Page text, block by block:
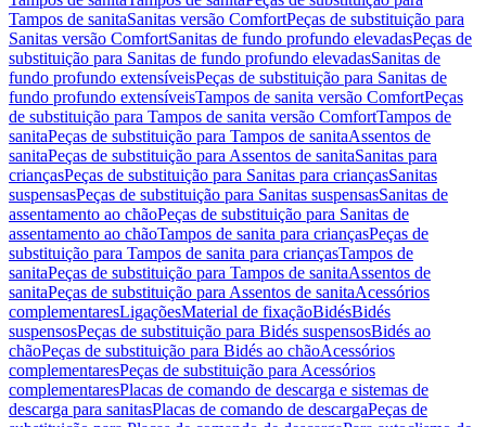
Tampos de sanitaSanitas versão ComfortPeças de substituição para
Sanitas versão ComfortSanitas de fundo profundo elevadasPeças de
substituição para Sanitas de fundo profundo elevadasSanitas de
fundo profundo extensíveisPeças de substituição para Sanitas de
fundo profundo extensíveisTampos de sanita versão ComfortPeças
de substituição para Tampos de sanita versão ComfortTampos de
sanitaPeças de substituição para Tampos de sanitaAssentos de
sanitaPeças de substituição para Assentos de sanitaSanitas para
criançasPeças de substituição para Sanitas para criançasSanitas
suspensasPeças de substituição para Sanitas suspensasSanitas de
assentamento ao chãoPeças de substituição para Sanitas de
assentamento ao chãoTampos de sanita para criançasPeças de
substituição para Tampos de sanita para criançasTampos de
sanitaPeças de substituição para Tampos de sanitaAssentos de
sanitaPeças de substituição para Assentos de sanitaAcessórios
complementaresLigaçõesMaterial de fixaçãoBidésBidés
suspensosPeças de substituição para Bidés suspensosBidés ao
chãoPeças de substituição para Bidés ao chãoAcessórios
complementaresPeças de substituição para Acessórios
complementaresPlacas de comando de descarga e sistemas de
descarga para sanitasPlacas de comando de descargaPeças de